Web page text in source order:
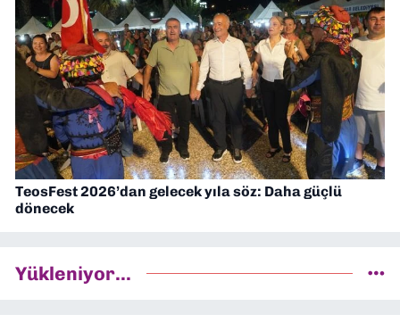
TeosFest 2026’dan gelecek yıla söz: Daha güçlü
dönecek
Yükleniyor...